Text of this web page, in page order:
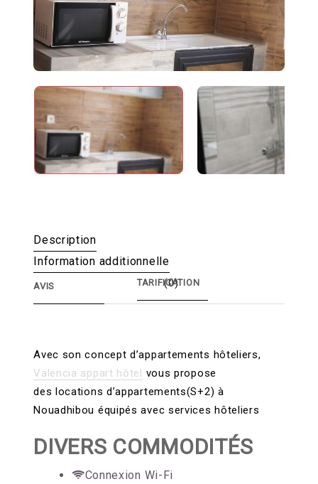
Description
Information additionnelle
(0)
Avec son concept d’appartements hôteliers,
Valencia appart hôtel
vous propose
des locations d’appartements(S+2) à
Nouadhibou équipés avec services hôteliers
DIVERS COMMODITÉS
Connexion Wi-Fi